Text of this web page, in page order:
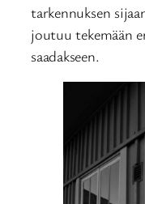
tarkennuksen
joutuu tekemään
saadakseen.